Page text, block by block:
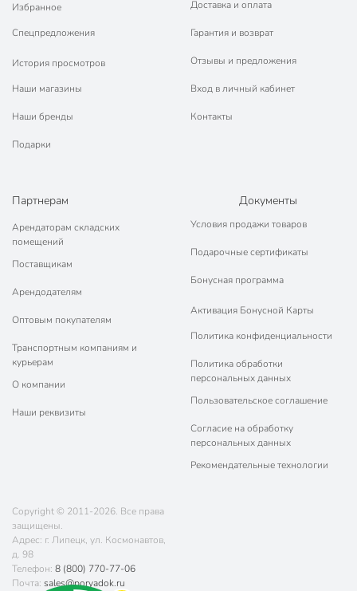
Избранное
Спецпредложения
История просмотров
Наши магазины
Наши бренды
Подарки
Доставка и оплата
Гарантия и возврат
Отзывы и предложения
Вход в личный кабинет
Контакты
Партнерам
Арендаторам складских
помещений
Поставщикам
Арендодателям
Оптовым покупателям
Транспортным компаниям и
курьерам
О компании
Наши реквизиты
Документы
Условия продажи товаров
Подарочные сертификаты
Бонусная программа
Активация Бонусной Карты
Политика конфиденциальности
Политика обработки
персональных данных
Пользовательское соглашение
Согласие на обработку
персональных данных
Рекомендательные технологии
Copyright © 2011-2026. Все права
защищены.
Адрес: г. Липецк, ул. Космонавтов,
д. 98
Телефон: 8 (800) 770-77-06
Почта: sales@poryadok.ru